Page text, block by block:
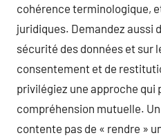
cohérence terminologique,
juridiques. Demandez aussi
sécurité des données et sur
consentement et de
privilégiez une approche qui
compréhension mutuelle.
contente pas de « rendre »